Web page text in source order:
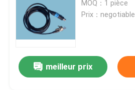
MOQ：1 pièce
Prix：negotiable
meilleur prix